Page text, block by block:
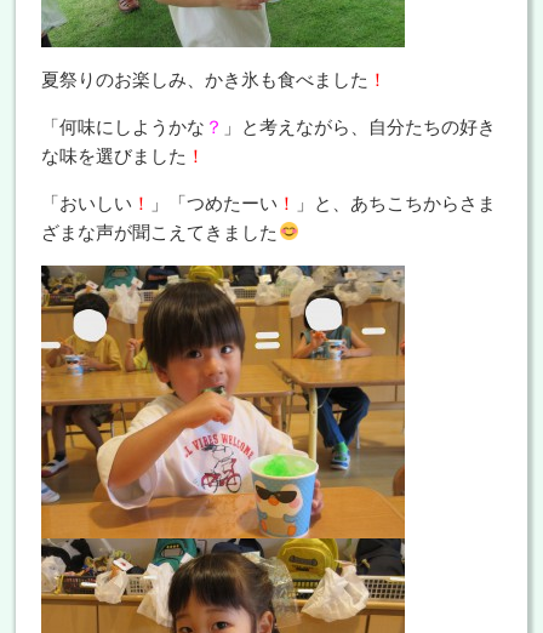
夏祭りのお楽しみ、かき氷も食べました ！
「何味にしようかな ？ 」と考えながら、自分たちの好き
な味を選びました ！
「おいしい ！ 」「つめたーい ！
」と、あちこちからさま
ざまな声が聞こえてきました